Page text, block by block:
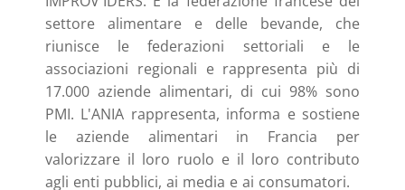
settore alimentare e delle bevande, che
riunisce le federazioni settoriali e le
associazioni regionali e rappresenta più di
17.000 aziende alimentari, di cui 98% sono
PMI. L'ANIA rappresenta, informa e sostiene
le aziende alimentari in Francia per
valorizzare il loro ruolo e il loro contributo
agli enti pubblici, ai media e ai consumatori.